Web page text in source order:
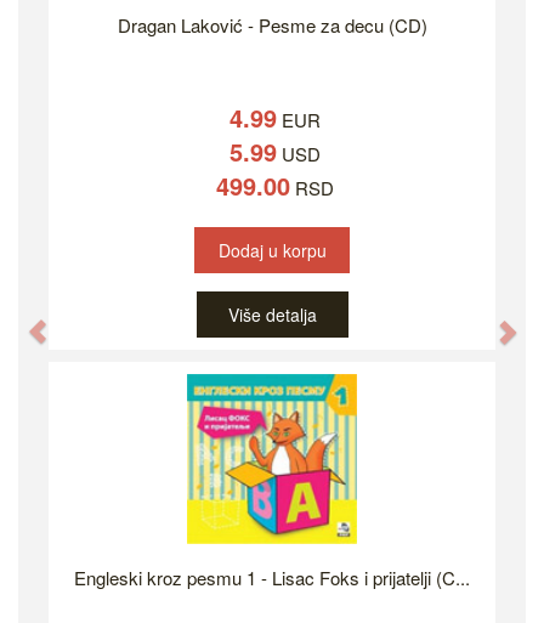
Dragan Laković - Pesme za decu (CD)
4.99 EUR
5.99 USD
499.00 RSD
Dodaj u korpu
Više detalja
Engleski kroz pesmu 1 - Lisac Foks i prijatelji (C...